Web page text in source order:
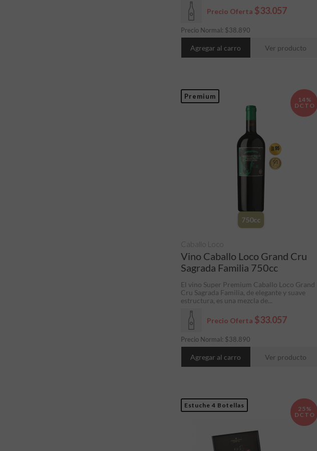
Precio Oferta $33.057
Precio Normal: $38.890
Agregar al carro Ver producto
Premium
14%
DCTO
750cc
Vino Caballo Loco Grand Cru
Sagrada Familia 750cc
Precio Oferta $33.057
Precio Normal: $38.890
Caballo Loco
El vino Super Premium Caballo Loco Grand
Cru Sagrada Familia, de elegante y suave
estructura, es una mezcla de...
Agregar al carro Ver producto
Estuche 4 Botellas
25%
DCTO